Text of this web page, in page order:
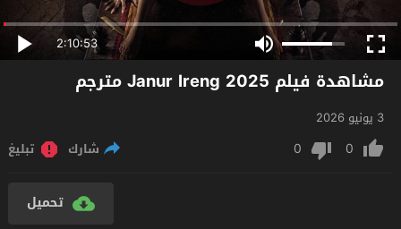
2:10:53
مشاهدة فيلم Janur Ireng 2025 مترجم
3 يونيو 2026
0
0 شارك تبليغ
تحميل